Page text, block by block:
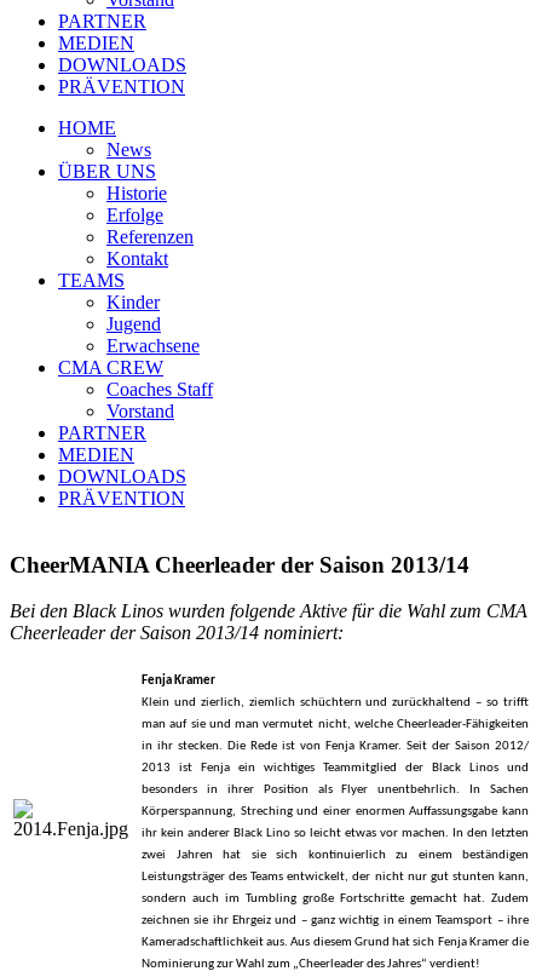
PARTNER
MEDIEN
DOWNLOADS
PRÄVENTION
HOME
News
ÜBER UNS
Historie
Erfolge
Referenzen
Kontakt
TEAMS
Kinder
Jugend
Erwachsene
CMA CREW
Coaches Staff
Vorstand
PARTNER
MEDIEN
DOWNLOADS
PRÄVENTION
CheerMANIA Cheerleader der Saison 2013/14
Bei den Black Linos wurden folgende Aktive für die Wahl zum CMA
Cheerleader der Saison 2013/14 nominiert:
Fenja Kramer
Klein und zierlich, ziemlich schüchtern und zurückhaltend – so trifft
man auf sie und man vermutet nicht, welche Cheerleader-Fähigkeiten
in ihr stecken. Die Rede ist von Fenja Kramer. Seit der Saison 2012/
2013 ist Fenja ein wichtiges Teammitglied der Black Linos und
besonders in ihrer Position als Flyer unentbehrlich. In Sachen
Körperspannung, Streching und einer enormen Auffassungsgabe kann
ihr kein anderer Black Lino so leicht etwas vor machen. In den letzten
zwei Jahren hat sie sich kontinuierlich zu einem beständigen
Leistungsträger des Teams entwickelt, der nicht nur gut stunten kann,
sondern auch im Tumbling große Fortschritte gemacht hat. Zudem
zeichnen sie ihr Ehrgeiz und – ganz wichtig in einem Teamsport – ihre
Kameradschaftlichkeit aus. Aus diesem Grund hat sich Fenja Kramer die
Nominierung zur Wahl zum „Cheerleader des Jahres“ verdient!